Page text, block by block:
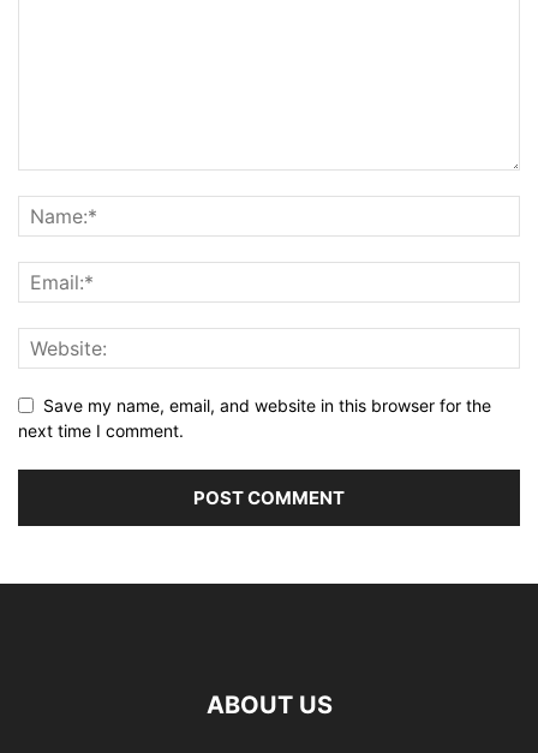
Save my name, email, and website in this browser for the
next time I comment.
ABOUT US